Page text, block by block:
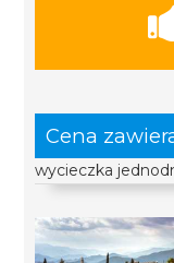
Cena
wycieczka